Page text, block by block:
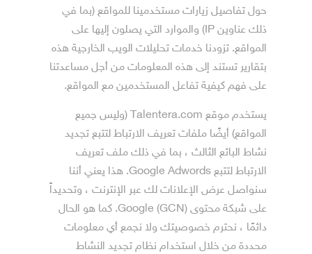
حول تفاصيل زيارات مستخدمينا للمواقع (بما في
ذلك عناوين IP) والموارد التي يصلون إليها على
المواقع. تزودنا خدمات تحليلات الويب الخارجية هذه
بتقارير تستند إلى هذه المعلومات من أجل مساعدتنا
على فهم كيفية تفاعل المستخدمين مع المواقع.
يستخدم موقع Talentera.com (وليس جميع
المواقع) أيضًا ملفات تعريف الارتباط لتتبع تجديد
نشاط البائع الثالث ، بما في ذلك ملف تعريف
الارتباط لتتبع Google Adwords. هذا يعني أننا
سنواصل عرض الإعلانات لك عبر الإنترنت ، وتحديداً
على شبكة محتوى Google (GCN). كما هو الحال
دائمًا ، نحترم خصوصيتك ولا نجمع أي معلومات
محددة من خلال استخدام نظام تجديد النشاط